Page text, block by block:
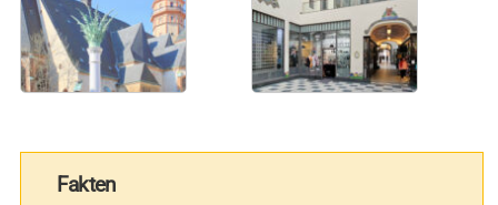
Fakten